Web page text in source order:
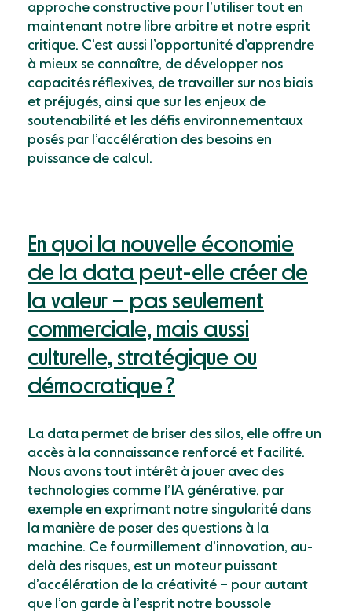
approche constructive pour l’utiliser tout en
maintenant notre libre arbitre et notre esprit
critique. C’est aussi l’opportunité d’apprendre
à mieux se connaître, de développer nos
capacités réflexives, de travailler sur nos biais
et préjugés, ainsi que sur les enjeux de
soutenabilité et les défis environnementaux
posés par l’accélération des besoins en
puissance de calcul.
En quoi la nouvelle économie
de la data peut-elle créer de
la valeur – pas seulement
commerciale, mais aussi
culturelle, stratégique ou
démocratique ?
La data permet de briser des silos, elle offre un
accès à la connaissance renforcé et facilité.
Nous avons tout intérêt à jouer avec des
technologies comme l’IA générative, par
exemple en exprimant notre singularité dans
la manière de poser des questions à la
machine. Ce fourmillement d’innovation, au-
delà des risques, est un moteur puissant
d’accélération de la créativité – pour autant
que l’on garde à l’esprit notre boussole